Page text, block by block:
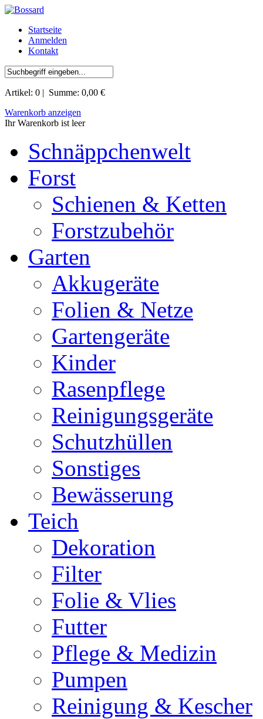
Startseite
Anmelden
Kontakt
Artikel: 0 | Summe: 0,00 €
Warenkorb anzeigen
Ihr Warenkorb ist leer
Schnäppchenwelt
Forst
Schienen & Ketten
Forstzubehör
Garten
Akkugeräte
Folien & Netze
Gartengeräte
Kinder
Rasenpflege
Reinigungsgeräte
Schutzhüllen
Sonstiges
Bewässerung
Teich
Dekoration
Filter
Folie & Vlies
Futter
Pflege & Medizin
Pumpen
Reinigung & Kescher